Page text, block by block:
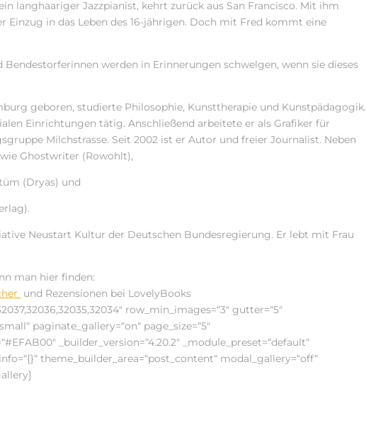
langhaariger Jazzpianist, kehrt zurück aus San Francisco. Mit ihm
Einzug in das Leben des 16-jährigen. Doch mit Fred kommt eine
werden in Erinnerungen schwelgen, wenn sie dieses
geboren, studierte Philosophie, Kunsttherapie und Kunstpädagogik.
Einrichtungen tätig. Anschließend arbeitete er als Grafiker für
Milchstrasse. Seit 2002 ist er Autor und freier Journalist. Neben
Ghostwriter (Rowohlt),
(Dryas) und
Neustart Kultur der Deutschen Bundesregierung. Er lebt mit Frau
man hier finden:
und Rezensionen bei LovelyBooks
row_min_images=“3″ gutter=“5″
paginate_gallery=“on“ page_size=“5″
_builder_version=“4.20.2″ _module_preset=“default“
theme_builder_area=“post_content“ modal_gallery=“off“